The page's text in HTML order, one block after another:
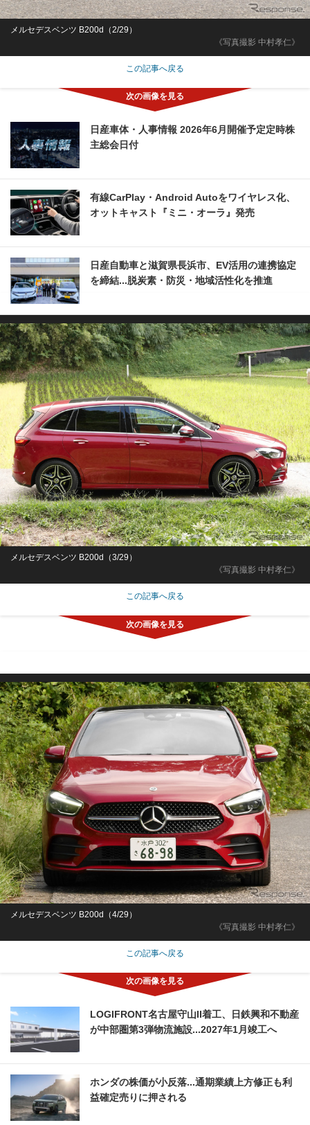
《写真撮影 中村孝仁》
メルセデスベンツ B200d（2/29）
この記事へ戻る
日産車体・人事情報 2026年6月開催予定定時株
主総会日付
有線CarPlay・Android Autoをワイヤレス化、
オットキャスト『ミニ・オーラ』発売
日産自動車と滋賀県長浜市、EV活用の連携協定
を締結...脱炭素・防災・地域活性化を推進
《写真撮影 中村孝仁》
メルセデスベンツ B200d（3/29）
この記事へ戻る
《写真撮影 中村孝仁》
メルセデスベンツ B200d（4/29）
この記事へ戻る
LOGIFRONT名古屋守山II着工、日鉄興和不動産
が中部圏第3弾物流施設...2027年1月竣工へ
ホンダの株価が小反落...通期業績上方修正も利
益確定売りに押される